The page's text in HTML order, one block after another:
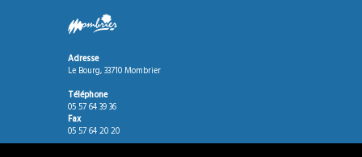
Adresse
Le Bourg, 33710 Mombrier
Téléphone
05 57 64 39 36
Fax
05 57 64 20 20